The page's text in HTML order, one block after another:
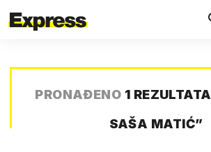
PRONAĐENO 1 REZULTATA
SAŠA MATIĆ”